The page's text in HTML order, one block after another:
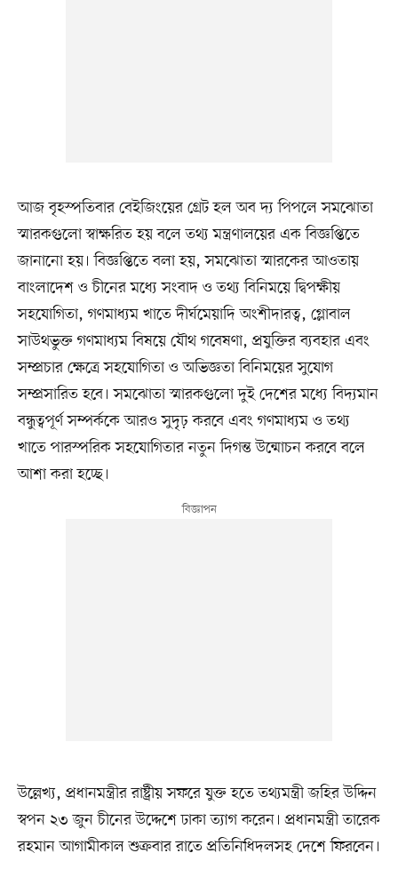
আজ বৃহস্পতিবার বেইজিংয়ের গ্রেট হল অব দ্য পিপলে সমঝোতা
স্মারকগুলো স্বাক্ষরিত হয় বলে তথ্য মন্ত্রণালয়ের এক বিজ্ঞপ্তিতে
জানানো হয়। বিজ্ঞপ্তিতে বলা হয়, সমঝোতা স্মারকের আওতায়
বাংলাদেশ ও চীনের মধ্যে সংবাদ ও তথ্য বিনিময়ে দ্বিপক্ষীয়
সহযোগিতা, গণমাধ্যম খাতে দীর্ঘমেয়াদি অংশীদারত্ব, গ্লোবাল
সাউথভুক্ত গণমাধ্যম বিষয়ে যৌথ গবেষণা, প্রযুক্তির ব্যবহার এবং
সম্প্রচার ক্ষেত্রে সহযোগিতা ও অভিজ্ঞতা বিনিময়ের সুযোগ
সম্প্রসারিত হবে। সমঝোতা স্মারকগুলো দুই দেশের মধ্যে বিদ্যমান
বন্ধুত্বপূর্ণ সম্পর্ককে আরও সুদৃঢ় করবে এবং গণমাধ্যম ও তথ্য
খাতে পারস্পরিক সহযোগিতার নতুন দিগন্ত উন্মোচন করবে বলে
আশা করা হচ্ছে।
উল্লেখ্য, প্রধানমন্ত্রীর রাষ্ট্রীয় সফরে যুক্ত হতে তথ্যমন্ত্রী জহির উদ্দিন
স্বপন ২৩ জুন চীনের উদ্দেশে ঢাকা ত্যাগ করেন। প্রধানমন্ত্রী তারেক
রহমান আগামীকাল শুক্রবার রাতে প্রতিনিধিদলসহ দেশে ফিরবেন।